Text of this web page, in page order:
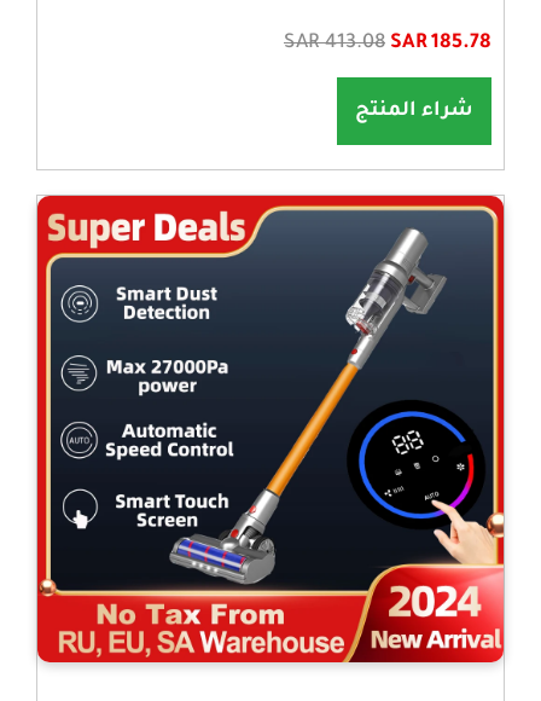
SAR 413.08 SAR 185.78
شراء المنتج